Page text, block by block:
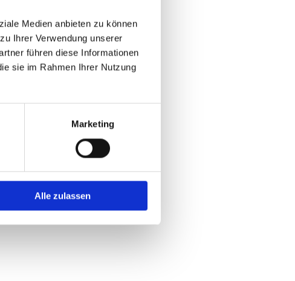
Medien anbieten zu können
Ihrer Verwendung unserer
führen diese Informationen
sie im Rahmen Ihrer Nutzung
Marketing
Alle zulassen
zur Verfügung: